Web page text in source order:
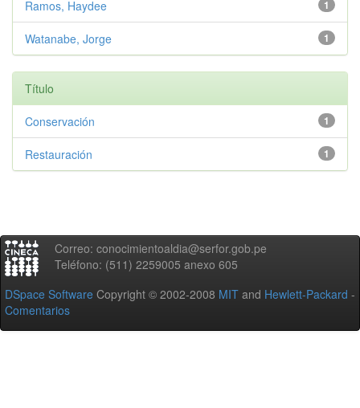
1
Ramos, Haydee
1
Watanabe, Jorge
Título
1
Conservación
1
Restauración
Correo: conocimientoaldia@serfor.gob.pe
Teléfono: (511) 2259005 anexo 605
DSpace Software Copyright © 2002-2008 MIT and Hewlett-Packard -
Comentarios